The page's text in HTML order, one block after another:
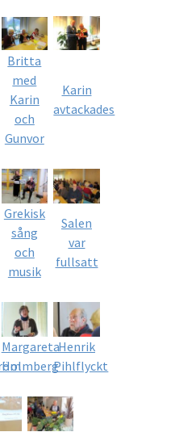
Britta
med
Karin
och
Gunvor
Karin
avtackades
Grekisk
sång
och
musik
Salen
var
fullsatt
Margareta
Holmberg
Henrik
Pihlflyckt